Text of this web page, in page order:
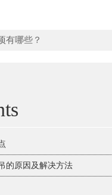
有哪些？
的原因及解决方法